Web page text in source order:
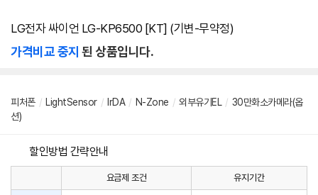
LG전자 싸이언 LG-KP6500 [KT] (기변-무약정)
가격비교 중지 된 상품입니다.
피처폰 / LightSensor / lrDA / N-Zone / 외부유기EL / 30만화소카메라(옵
션)
할인방법 간략안내
요금제 조건 유지기간